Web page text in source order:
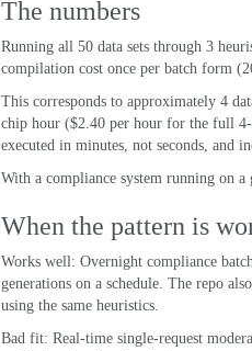
The numbers
Running all 50 data sets through 3
compilation cost once per batch form
This corresponds to approximately 4
chip hour ($2.40 per hour for the full
executed in minutes, not seconds, and
With a compliance system running on
When the pattern is
Works well: Overnight compliance
generations on a schedule. The repo
using the same heuristics.
Bad fit: Real-time single-request